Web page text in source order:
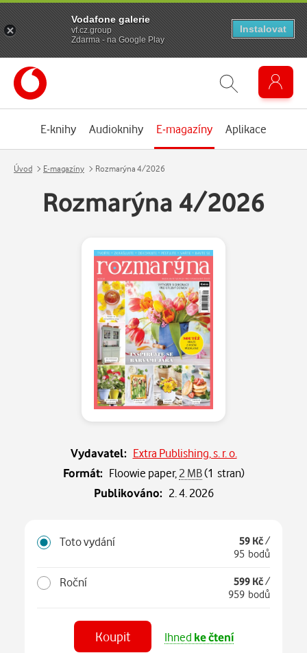
E-knihy Audioknihy E-magazíny Aplikace
Úvod E-magazíny Rozmarýna 4/2026
Rozmarýna 4/2026
Vydavatel: Extra Publishing, s. r. o.
Formát: Floowie paper, 2 MB(1 stran)
Publikováno: 2. 4. 2026
Toto vydání 59 Kč/
95 bodů
Roční 599 Kč/
959 bodů
Koupit Ihned ke čtení
Vodafone galerie
vf.cz.group
Zdarma - na Google Play
Instalovat